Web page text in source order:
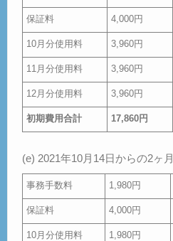
保証料 4,000円
10月分使用料 3,960円
11月分使用料 3,960円
12月分使用料 3,960円
初期費用合計 17,860円
(e) 2021年10月14日からの2ヶ
事務手数料 1,980円
保証料 4,000円
10月分使用料 1,980円